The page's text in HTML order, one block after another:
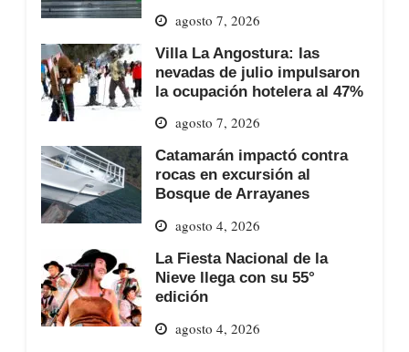
agosto 7, 2026
Villa La Angostura: las
nevadas de julio impulsaron
la ocupación hotelera al 47%
agosto 7, 2026
Catamarán impactó contra
rocas en excursión al
Bosque de Arrayanes
agosto 4, 2026
La Fiesta Nacional de la
Nieve llega con su 55°
edición
agosto 4, 2026